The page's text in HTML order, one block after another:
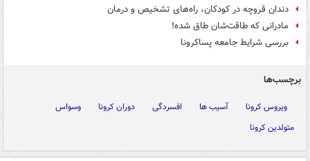
دندان قروچه در کودکان، راه‌های تشخیص و درمان
مادرانی که طاقت‌شان طاق شده!
بررسی شرایط جامعه پساکرونا
برچسب‌ها
ویروس کرونا آسیب ها افسردگی دوران کرونا
وسواس
متولدین کرونا